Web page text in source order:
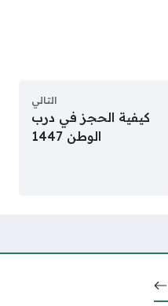
التالي
كيفية الحجز في درب
الوطن 1447